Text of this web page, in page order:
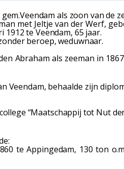
als zoon van de
met Jeltje van der Werf,
1912 te Veendam, 65 jaar.
beroep, weduwnaar.
Abraham als zeeman in
Veendam, behaalde zijn
“Maatschappij tot Nut
te Appingedam, 130 ton